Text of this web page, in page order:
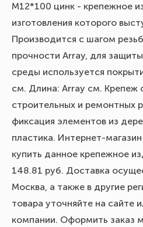
М12*100 цинк - крепежное
изготовления которого
Производится с шагом
прочности Array, для
среды используется
см. Длина: Array см. Крепеж
строительных и ремонтных
фиксация элементов из
пластика. Интернет-
купить данное крепежное
148.81 руб. Доставка
Москва, а также в другие
товара уточняйте на сайте
компании. Оформить заказ